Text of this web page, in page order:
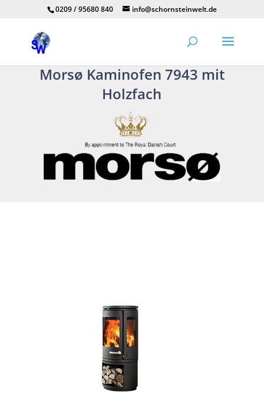
0209 / 95680 840 info@schornsteinwelt.de
Morsø Kaminofen 7943 mit
Holzfach